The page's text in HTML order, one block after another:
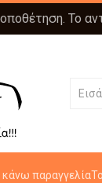
Το
παραγγελία